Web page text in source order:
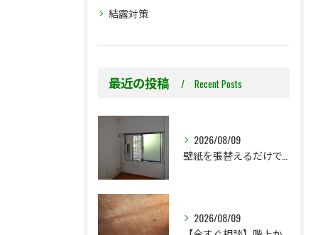
結露対策
最近の投稿 Recent Posts
2026/08/09
2026/08/09